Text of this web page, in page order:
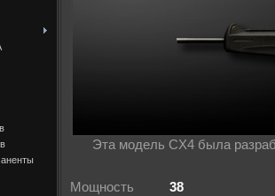
Эта модель CX4 была
Мощность 38